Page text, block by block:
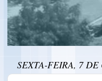
SEXTA-FEIRA, 7